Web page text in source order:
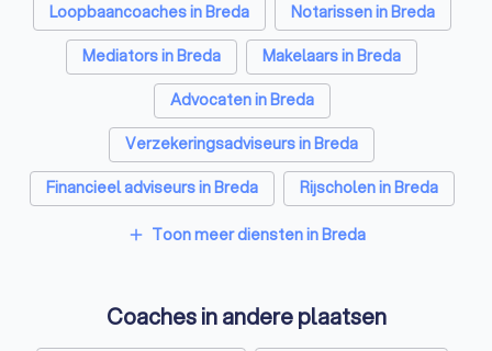
Loopbaancoaches in Breda
Notarissen in Breda
Mediators in Breda
Makelaars in Breda
Advocaten in Breda
Verzekeringsadviseurs in Breda
Financieel adviseurs in Breda
Rijscholen in Breda
Relatietherapeuten in Breda
Psychologen in Breda
Hypotheekadviseurs in Breda
add Toon meer diensten in Breda
Coaches in andere plaatsen